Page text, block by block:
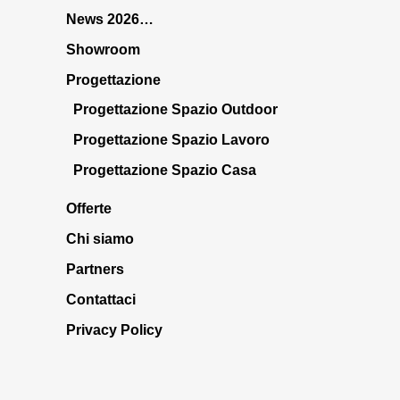
News 2026…
Showroom
Progettazione
Progettazione Spazio Outdoor
Progettazione Spazio Lavoro
Progettazione Spazio Casa
Offerte
Chi siamo
Partners
Contattaci
Privacy Policy